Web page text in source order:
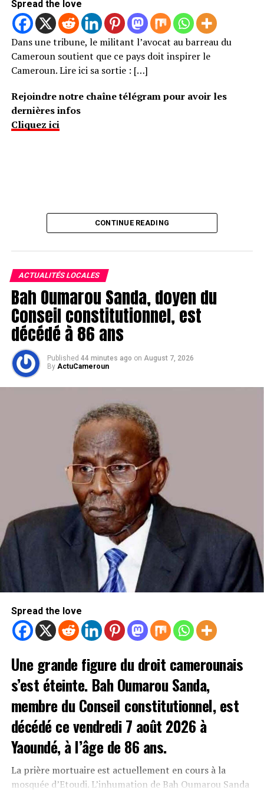
Spread the love
Dans une tribune, le militant l’avocat au barreau du
Cameroun soutient que ce pays doit inspirer le
Cameroun. Lire ici sa sortie : […]
Rejoindre notre chaîne télégram pour avoir les
dernières infos
Cliquez ici
CONTINUE READING
ACTUALITÉS LOCALES
Bah Oumarou Sanda, doyen du
Conseil constitutionnel, est
décédé à 86 ans
Published 44 minutes ago on August 7, 2026
By ActuCameroun
Spread the love
Une grande figure du droit camerounais
s’est éteinte. Bah Oumarou Sanda,
membre du Conseil constitutionnel, est
décédé ce vendredi 7 août 2026 à
Yaoundé, à l’âge de 86 ans.
La prière mortuaire est actuellement en cours à la
mosquée d’Etoudi. L’inhumation de Bah Oumarou Sanda